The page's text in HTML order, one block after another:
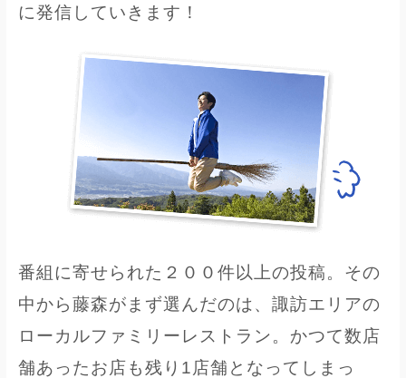
に発信していきます！
番組に寄せられた２００件以上の投稿。その
中から藤森がまず選んだのは、諏訪エリアの
ローカルファミリーレストラン。かつて数店
舗あったお店も残り1店舗となってしまっ